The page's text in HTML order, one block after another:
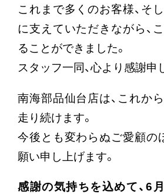
これまで多くのお客様、そ
に支えていただきながら、
ることができました。
スタッフ一同、心より感謝申
南海部品仙台店は、これか
走り続けます。
今後とも変わらぬご愛顧の
願い申し上げます。
感謝の気持ちを込めて、6